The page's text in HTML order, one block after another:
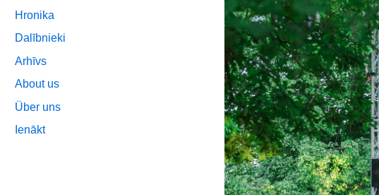
Hronika
Dalībnieki
Arhīvs
About us
Über uns
Ienākt